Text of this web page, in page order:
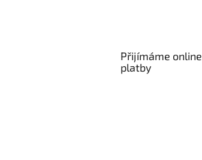
Přijímáme online
platby